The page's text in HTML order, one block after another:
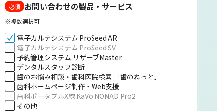
必須 お問い合わせの製品・サービス
※複数選択可
電子カルテシステム ProSeed AR
電子カルテシステム ProSeed SV
予約管理システム リザーブMaster
デンタルスタッフ診断
歯のお悩み相談・歯科医院検索 「歯のねっと」
歯科ホームページ制作・Web支援
歯科ポータブルX線 KaVo NOMAD Pro2
その他